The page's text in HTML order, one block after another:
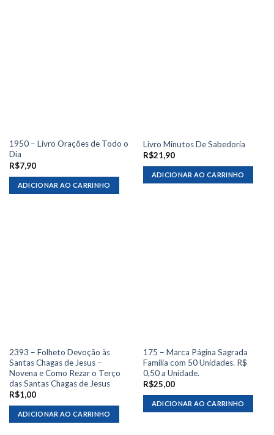
1950 – Livro Orações de Todo o
Dia
R$7,90
ADICIONAR AO CARRINHO
Livro Minutos De Sabedoria
R$21,90
ADICIONAR AO CARRINHO
2393 – Folheto Devoção às
Santas Chagas de Jesus –
Novena e Como Rezar o Terço
das Santas Chagas de Jesus
R$1,00
ADICIONAR AO CARRINHO
175 – Marca Página Sagrada
Família com 50 Unidades. R$
0,50 a Unidade.
R$25,00
ADICIONAR AO CARRINHO